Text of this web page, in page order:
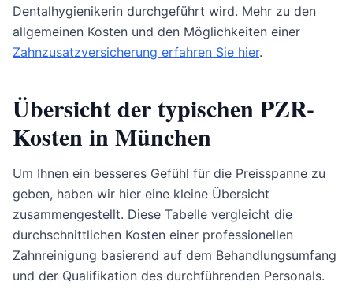
Dentalhygienikerin durchgeführt wird. Mehr zu den
allgemeinen Kosten und den Möglichkeiten einer
Zahnzusatzversicherung erfahren Sie hier.
Übersicht der typischen PZR-
Kosten in München
Um Ihnen ein besseres Gefühl für die Preisspanne zu
geben, haben wir hier eine kleine Übersicht
zusammengestellt. Diese Tabelle vergleicht die
durchschnittlichen Kosten einer professionellen
Zahnreinigung basierend auf dem Behandlungsumfang
und der Qualifikation des durchführenden Personals.